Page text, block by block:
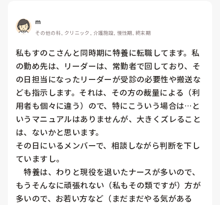
m
その他の科, クリニック, 介護施設, 慢性期, 終末期
私もすのこさんと同時期に特養に転職してます。私
の勤め先は、リーダーは、常勤者で回しており、そ
の日担当になったリーダーが受診の必要性や搬送な
ども指示します。それは、その方の裁量による（利
用者も個々に違う）ので、特にこういう場合は…と
いうマニュアルはありませんが、大きくズレること
は、ないかと思います。
その日にいるメンバーで、相談しながら判断を下し
ていますし。
特養は、わりと現役を退いたナースが多いので、
もうそんなに頑張れない（私もその類ですが）方が
多いので、お若い方など（まだまだやる気がある